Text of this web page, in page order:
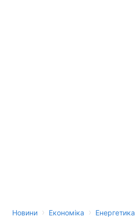
Новини › Економіка › Енергетика